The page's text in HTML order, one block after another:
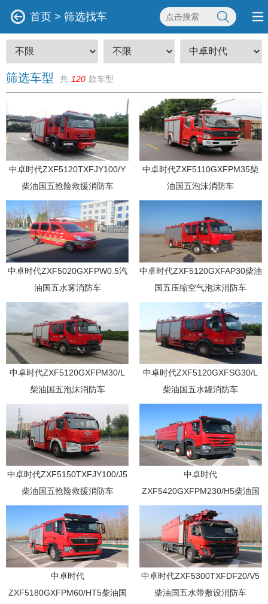
首页 > 筛选找车
筛选车型 共 120 款车型
中卓时代ZXF5120TXFJY100/Y
柴油国五抢险救援消防车
中卓时代ZXF5110GXFPM35柴
油国五泡沫消防车
中卓时代ZXF5020GXFPW0.5汽
油国五水雾消防车
中卓时代ZXF5120GXFAP30柴油
国五压缩空气泡沫消防车
中卓时代ZXF5120GXFPM30/L
柴油国五泡沫消防车
中卓时代ZXF5120GXFSG30/L
柴油国五水罐消防车
中卓时代ZXF5150TXFJY100/J5
柴油国五抢险救援消防车
中卓时代
ZXF5420GXFPM230/H5柴油国
五泡沫消防车
中卓时代
ZXF5180GXFPM60/HT5柴油国
中卓时代ZXF5300TXFDF20/V5
柴油国五水带敷设消防车